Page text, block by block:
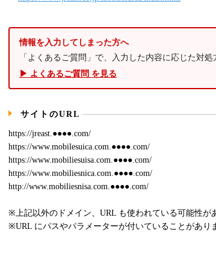
情報を入力してしまった方へ
「よくあるご質問」で、入力した内容に応じた対処
▶ よくあるご質問 を見る
サイトのURL
https://jreast.●●●●.com/
https://www.mobilesuica.com.●●●●.com/
https://www.mobiliesuisa.com.●●●●.com/
https://www.mobiliesnica.com.●●●●.com/
http://www.mobiliesnisa.com.●●●●.com/
※上記以外のドメイン、URL も使われている可能性が
※URL にパスやパラメーターが付いていることがあり